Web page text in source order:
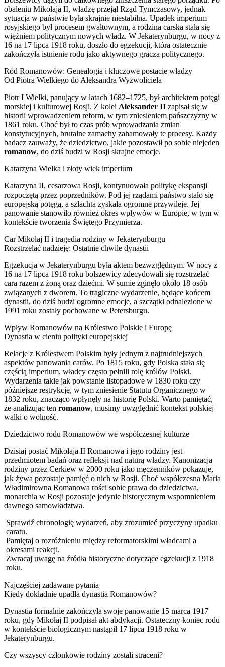
obaleniu Mikołaja II, władzę przejął Rząd Tymczasowy, jednak
sytuacja w państwie była skrajnie niestabilna. Upadek imperium
rosyjskiego był procesem gwałtownym, a rodzina carska stała się
więźniem politycznym nowych władz. W Jekaterynburgu, w nocy z
16 na 17 lipca 1918 roku, doszło do egzekucji, która ostatecznie
zakończyła istnienie rodu jako aktywnego gracza politycznego.
Ród Romanowów: Genealogia i kluczowe postacie władzy
Od Piotra Wielkiego do Aleksandra Wyzwoliciela
Piotr I Wielki, panujący w latach 1682–1725, był architektem potęgi
morskiej i kulturowej Rosji. Z kolei Aleksander II zapisał się w
historii wprowadzeniem reform, w tym zniesieniem pańszczyzny w
1861 roku. Choć był to czas prób wprowadzania zmian
konstytucyjnych, brutalne zamachy zahamowały te procesy. Każdy
badacz zauważy, że dziedzictwo, jakie pozostawił po sobie niejeden
romanow, do dziś budzi w Rosji skrajne emocje.
Katarzyna Wielka i złoty wiek imperium
Katarzyna II, cesarzowa Rosji, kontynuowała politykę ekspansji
rozpoczętą przez poprzedników. Pod jej rządami państwo stało się
europejską potęgą, a szlachta zyskała ogromne przywileje. Jej
panowanie stanowiło również okres wpływów w Europie, w tym w
kontekście tworzenia Świętego Przymierza.
Car Mikołaj II i tragedia rodziny w Jekaterynburgu
Rozstrzelać nadzieję: Ostatnie chwile dynastii
Egzekucja w Jekaterynburgu była aktem bezwzględnym. W nocy z
16 na 17 lipca 1918 roku bolszewicy zdecydowali się rozstrzelać
cara razem z żoną oraz dziećmi. W sumie zginęło około 18 osób
związanych z dworem. To tragiczne wydarzenie, będące końcem
dynastii, do dziś budzi ogromne emocje, a szczątki odnalezione w
1991 roku zostały pochowane w Petersburgu.
Wpływ Romanowów na Królestwo Polskie i Europę
Dynastia w cieniu polityki europejskiej
Relacje z Królestwem Polskim były jednym z najtrudniejszych
aspektów panowania carów. Po 1815 roku, gdy Polska stała się
częścią imperium, władcy często pełnili rolę królów Polski.
Wydarzenia takie jak powstanie listopadowe w 1830 roku czy
późniejsze restrykcje, w tym zniesienie Statutu Organicznego w
1832 roku, znacząco wpłynęły na historię Polski. Warto pamiętać,
że analizując ten romanow, musimy uwzględnić kontekst polskiej
walki o wolność.
Dziedzictwo rodu Romanowów we współczesnej kulturze
Dzisiaj postać Mikołaja II Romanowa i jego rodziny jest
przedmiotem badań oraz refleksji nad naturą władzy. Kanonizacja
rodziny przez Cerkiew w 2000 roku jako męczenników pokazuje,
jak żywa pozostaje pamięć o nich w Rosji. Choć współczesna Maria
Władimirowna Romanowa rości sobie prawa do dziedzictwa,
monarchia w Rosji pozostaje jedynie historycznym wspomnieniem
dawnego samowładztwa.
Sprawdź chronologię wydarzeń, aby zrozumieć przyczyny upadku
caratu.
Pamiętaj o rozróżnieniu między reformatorskimi władcami a
okresami reakcji.
Zwracaj uwagę na źródła historyczne dotyczące egzekucji z 1918
roku.
Najczęściej zadawane pytania
Kiedy dokładnie upadła dynastia Romanowów?
Dynastia formalnie zakończyła swoje panowanie 15 marca 1917
roku, gdy Mikołaj II podpisał akt abdykacji. Ostateczny koniec rodu
w kontekście biologicznym nastąpił 17 lipca 1918 roku w
Jekaterynburgu.
Czy wszyscy członkowie rodziny zostali straceni?